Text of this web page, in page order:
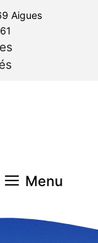
Aigues
Menu